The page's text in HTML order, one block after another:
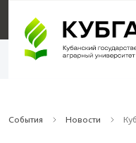
События Новости